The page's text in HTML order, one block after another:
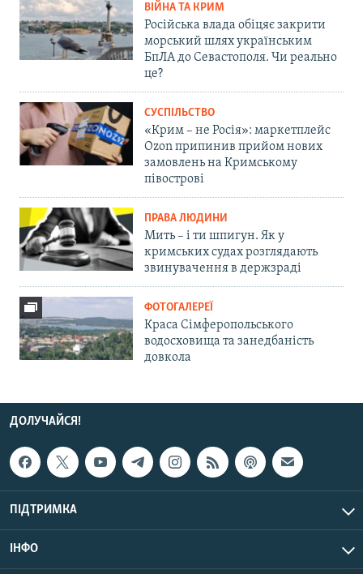
ВІЙНА ТА КРИМ
Російська влада обіцяє закрити
морський шлях українським
БпЛА до Севастополя. Чи реально
це?
СУСПІЛЬСТВО
«Крим – не Росія»: маркетплейс
Ozon припинив прийом нових
замовлень на Кримському
півострові
ПРАВА ЛЮДИНИ
Мить – і ти шпигун. Як у
кримських судах розглядають
звинувачення в держзраді
ФОТОГАЛЕРЕЇ
Краса Сімферопольського
водосховища та занедбаність
довкола
ДОЛУЧАЙСЯ!
ПІДТРИМКА
ІНФО